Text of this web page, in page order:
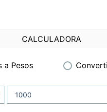
CALCULADORA
a Pesos